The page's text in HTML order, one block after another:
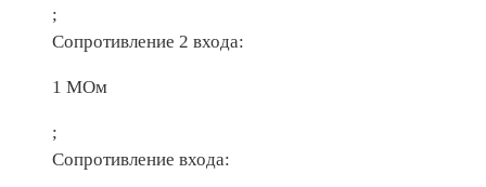
;
Сопротивление 2 входа:
1 МОм
;
Сопротивление входа: